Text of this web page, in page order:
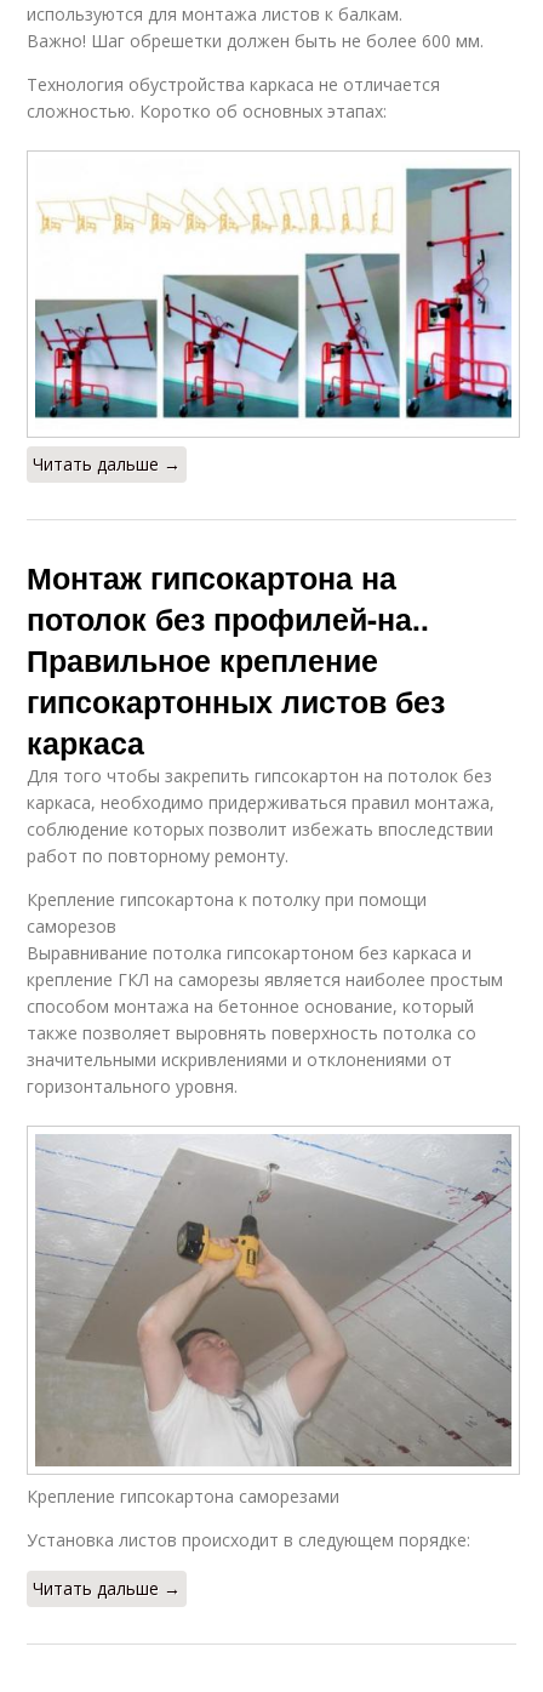
используются для монтажа листов к балкам.
Важно! Шаг обрешетки должен быть не более 600 мм.
Технология обустройства каркаса не отличается
сложностью. Коротко об основных этапах:
Читать дальше →
Монтаж гипсокартона на
потолок без профилей-на..
Правильное крепление
гипсокартонных листов без
каркаса
Для того чтобы закрепить гипсокартон на потолок без
каркаса, необходимо придерживаться правил монтажа,
соблюдение которых позволит избежать впоследствии
работ по повторному ремонту.
Крепление гипсокартона к потолку при помощи
саморезов
Выравнивание потолка гипсокартоном без каркаса и
крепление ГКЛ на саморезы является наиболее простым
способом монтажа на бетонное основание, который
также позволяет выровнять поверхность потолка со
значительными искривлениями и отклонениями от
горизонтального уровня.
Крепление гипсокартона саморезами
Установка листов происходит в следующем порядке:
Читать дальше →